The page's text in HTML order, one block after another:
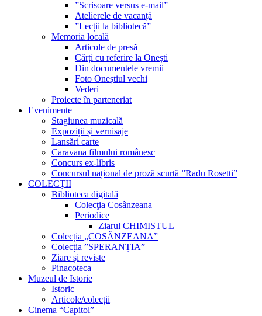
”Scrisoare versus e-mail”
Atelierele de vacanță
”Lecții la bibliotecă”
Memoria locală
Articole de presă
Cărți cu referire la Onești
Din documentele vremii
Foto Oneștiul vechi
Vederi
Proiecte în parteneriat
Evenimente
Stagiunea muzicală
Expoziții și vernisaje
Lansări carte
Caravana filmului românesc
Concurs ex-libris
Concursul național de proză scurtă ”Radu Rosetti”
COLECŢII
Biblioteca digitală
Colecţia Cosânzeana
Periodice
Ziarul CHIMISTUL
Colecția „COSÂNZEANA”
Colecția ”SPERANȚIA”
Ziare și reviste
Pinacoteca
Muzeul de Istorie
Istoric
Articole/colecții
Cinema “Capitol”